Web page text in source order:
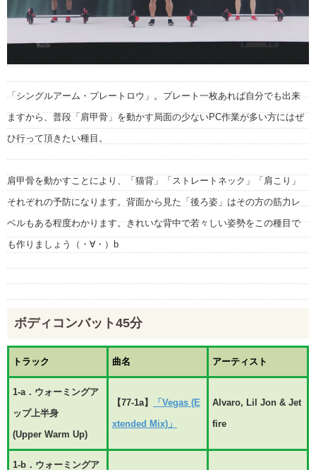
「シングルアーム・プレートロウ」。プレート一枚あれば自分でも出来
ますから、普段「肩甲骨」を動かす局面の少ないPC作業が多い方にはぜ
ひ行って頂きたい種目。
肩甲骨を動かすことにより、「猫背」「ストレートネック」「肩こり」
それぞれの予防になります。背面から見た「後ろ姿」はその方の筋力レ
ベルもある程度わかります。きれいな背中で若々しい姿勢をこの種目で
も作りましょう（・∀・）b
ボディコンバット45分
トラック 曲名 アーティスト
1-a．ウォーミングア
ップ上半身
(Upper Warm Up)
【77-1a】
「Vegas (E
xtended Mix)」
Alvaro, Lil Jon & Jet
fire
1-b．ウォーミングア